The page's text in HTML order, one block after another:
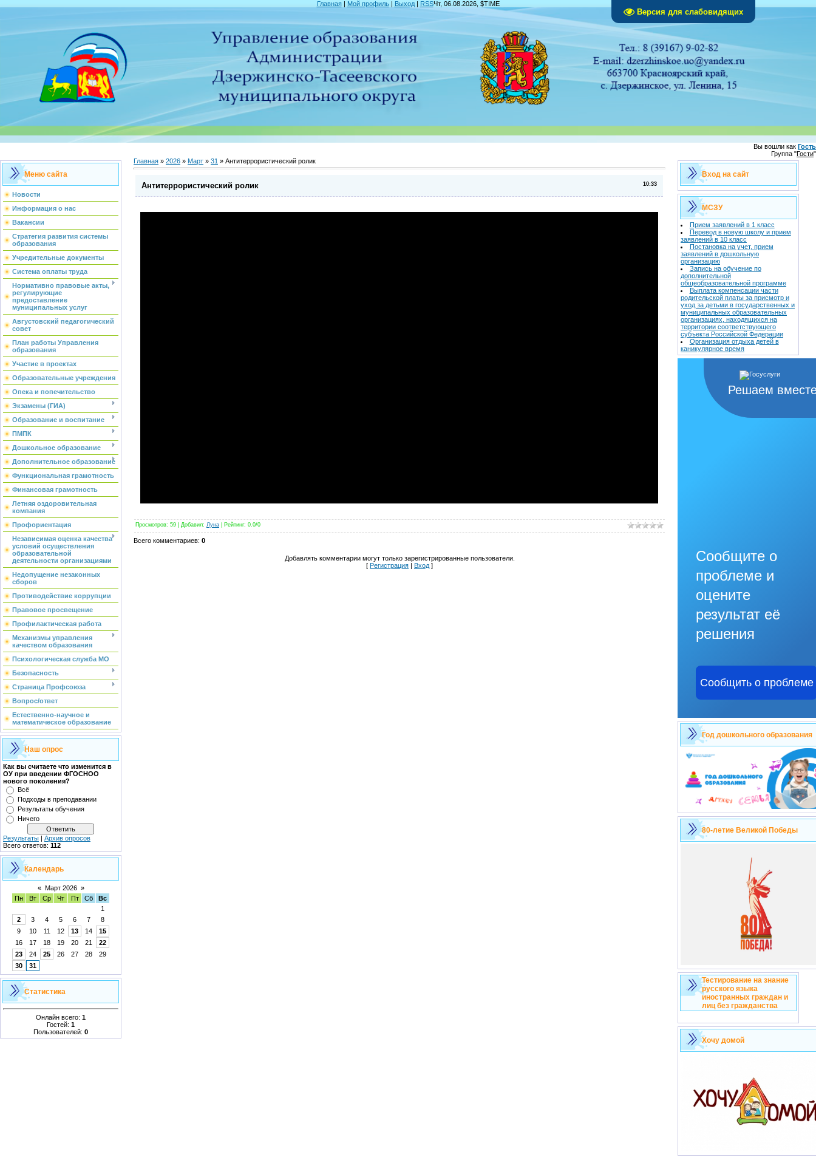
Версия для слабовидящих
Главная| Мой профиль| Выход| RSSЧт, 06.08.2026, $TIME
Вы вошли как Гость
Группа "Гости"
Меню сайта
Новости
Информация о нас
Вакансии
Стратегия развития системы
образования
Учредительные документы
Система оплаты труда
Нормативно правовые акты,
регулирующие
предоставление
муниципальных услуг
Августовский педагогический
совет
План работы Управления
образования
Участие в проектах
Образовательные учреждения
Опека и попечительство
Экзамены (ГИА)
Образование и воспитание
ПМПК
Дошкольное образование
Дополнительное образование
Функциональная грамотность
Финансовая грамотность
Летняя оздоровительная
компания
Профориентация
Независимая оценка качества
условий осуществления
образовательной
деятельности организациями
Недопущение незаконных
сборов
Противодействие коррупции
Правовое просвещение
Профилактическая работа
Механизмы управления
качеством образования
Психологическая служба МО
Безопасность
Страница Профсоюза
Вопрос/ответ
Естественно-научное и
математическое образование
Наш опрос
Как вы считаете что изменится в
ОУ при введении ФГОСНОО
нового поколения?
Всё
Подходы в преподавании
Результаты обучения
Ничего
Результаты | Архив опросов
Всего ответов: 112
Календарь
« Март 2026 »
Пн
Вт Ср Чт Пт Сб
Вс
1
2
3 4 5 6 7
8
9
10 11 12 13 14
15
16
17 18 19 20 21
22
23
24 25 26 27 28
29
30
31
Статистика
Онлайн всего: 1
Гостей: 1
Пользователей: 0
Главная » 2026 » Март » 31 » Антитеррористический ролик
10:33
Антитеррористический ролик
Просмотров: 59 | Добавил: Луна Рейтинг: 0.0/0
Всего комментариев: 0
Добавлять комментарии могут только зарегистрированные пользователи.
[ Регистрация | Вход ]
Вход на сайт
МСЗУ
Прием заявлений в 1 класс
Перевод в новую школу и прием
заявлений в 10 класс
Постановка на учет, прием
заявлений в дошкольную
организацию
Запись на обучение по
дополнительной
общеобразовательной программе
Выплата компенсации части
родительской платы за присмотр и
уход за детьми в государственных и
муниципальных образовательных
организациях, находящихся на
территории соответствующего
субъекта Российской Федерации
Организация отдыха детей в
каникулярное время
Решаем
Сообщите о
проблеме и
оцените
результат её
решения
Сообщить о проблеме
Год дошкольного образования
80-летие Великой Победы
Тестирование на знание
русского языка
иностранных граждан и
лиц без гражданства
Хочу домой